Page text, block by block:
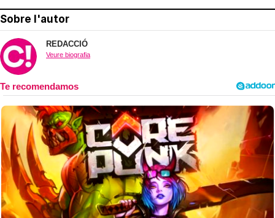
Sobre l'autor
REDACCIÓ
Veure biografia